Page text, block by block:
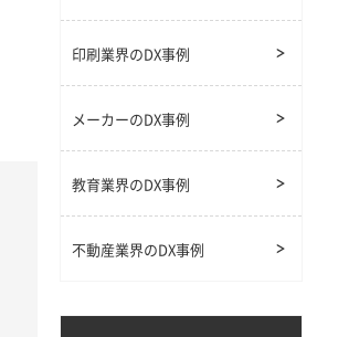
印刷業界のDX事例
メーカーのDX事例
教育業界のDX事例
不動産業界のDX事例